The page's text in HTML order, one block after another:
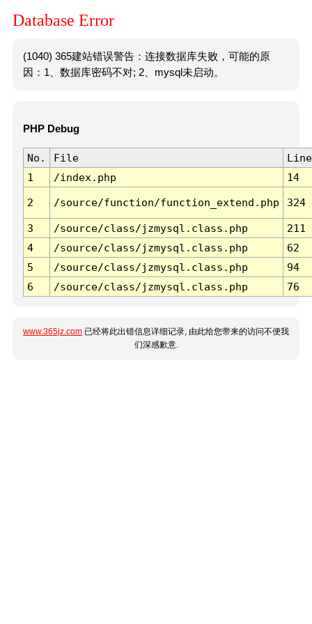
Database Error
(1040) 365建站错误警告：连接数据库失败，可能的原
因：1、数据库密码不对; 2、mysql未启动。
PHP Debug
No. File
Line
1
/index.php 14
2 /source/function/function_extend.php 324
3 /source/class/jzmysql.class.php
211
4
/source/class/jzmysql.class.php
62
5
/source/class/jzmysql.class.php
94
6
/source/class/jzmysql.class.php 76
www.365jz.com 已经将此出错信息详细记录, 由此给您带来的访问不便我
们深感歉意.